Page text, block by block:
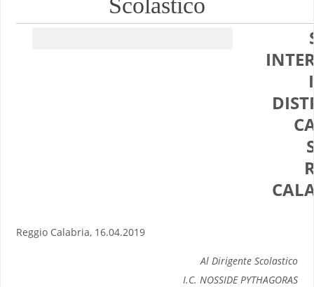
Reggio Calabria, 16.04.2019
Al Dirigente Scolastico
I.C. NOSSIDE PYTHAGORAS